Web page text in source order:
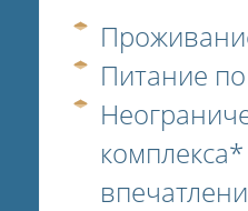
Питание